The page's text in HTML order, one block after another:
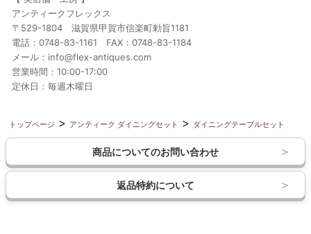
アンティークフレックス
〒529-1804 滋賀県甲賀市信楽町勅旨1181
電話：0748-83-1161 FAX：0748-83-1184
メール：info@flex-antiques.com
営業時間：10:00-17:00
定休日：毎週木曜日
トップページ アンティーク ダイニングセット ダイニングテーブルセット
商品についてのお問い合わせ
返品特約について